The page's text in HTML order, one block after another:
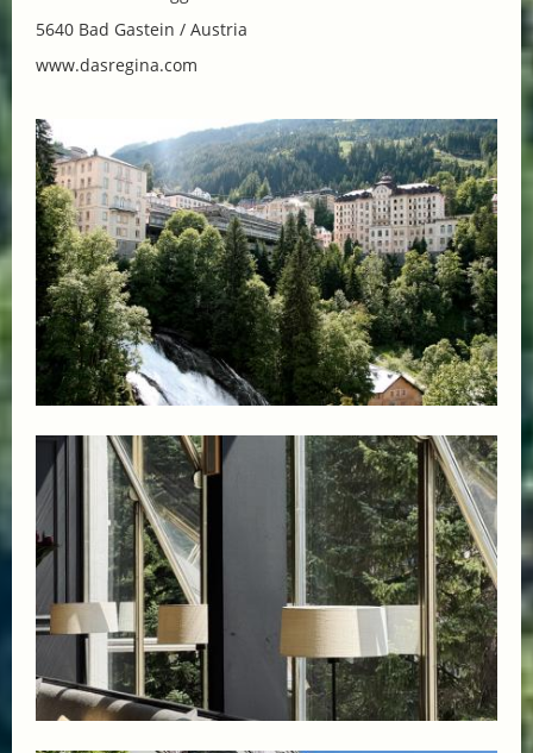
5640 Bad Gastein / Austria
www.dasregina.com